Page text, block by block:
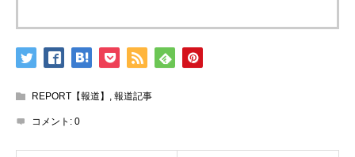
REPORT【報道】 , 報道記事
コメント: 0